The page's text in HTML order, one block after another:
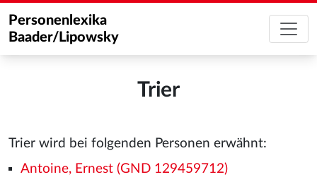
Personenlexika
Baader/Lipowsky
Trier
Trier wird bei folgenden Personen erwähnt:
Antoine, Ernest (GND 129459712)